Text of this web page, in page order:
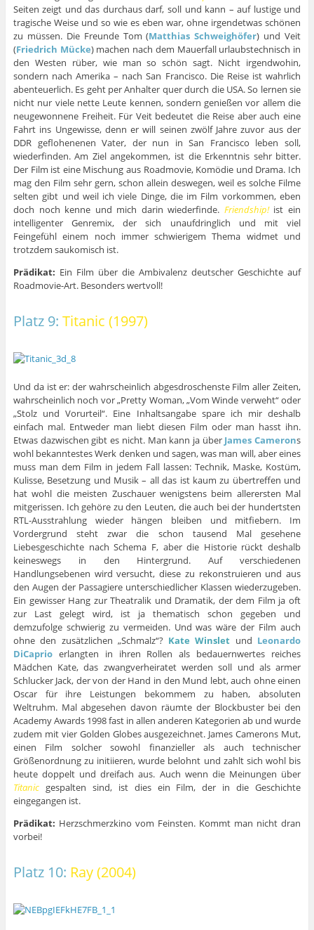
Seiten zeigt und das durchaus darf, soll und kann – auf lustige und
tragische Weise und so wie es eben war, ohne irgendetwas schönen
zu müssen. Die Freunde Tom (Matthias Schweighöfer) und Veit
(Friedrich Mücke) machen nach dem Mauerfall urlaubstechnisch in
den Westen rüber, wie man so schön sagt. Nicht irgendwohin,
sondern nach Amerika – nach San Francisco. Die Reise ist wahrlich
abenteuerlich. Es geht per Anhalter quer durch die USA. So lernen sie
nicht nur viele nette Leute kennen, sondern genießen vor allem die
neugewonnene Freiheit. Für Veit bedeutet die Reise aber auch eine
Fahrt ins Ungewisse, denn er will seinen zwölf Jahre zuvor aus der
DDR geflohenenen Vater, der nun in San Francisco leben soll,
wiederfinden. Am Ziel angekommen, ist die Erkenntnis sehr bitter.
Der Film ist eine Mischung aus Roadmovie, Komödie und Drama. Ich
mag den Film sehr gern, schon allein deswegen, weil es solche Filme
selten gibt und weil ich viele Dinge, die im Film vorkommen, eben
doch noch kenne und mich darin wiederfinde. Friendship!ist ein
intelligenter Genremix, der sich unaufdringlich und mit viel
Feingefühl einem noch immer schwierigem Thema widmet und
trotzdem saukomisch ist.
Prädikat: Ein Film über die Ambivalenz deutscher Geschichte auf
Roadmovie-Art. Besonders wertvoll!
Platz 9: Titanic (1997)
Und da ist er: der wahrscheinlich abgesdroschenste Film aller Zeiten,
wahrscheinlich noch vor „Pretty Woman, „Vom Winde verweht“ oder
„Stolz und Vorurteil“. Eine Inhaltsangabe spare ich mir deshalb
einfach mal. Entweder man liebt diesen Film oder man hasst ihn.
Etwas dazwischen gibt es nicht. Man kann ja über James Camerons
wohl bekanntestes Werk denken und sagen, was man will, aber eines
muss man dem Film in jedem Fall lassen: Technik, Maske, Kostüm,
Kulisse, Besetzung und Musik – all das ist kaum zu übertreffen und
hat wohl die meisten Zuschauer wenigstens beim allerersten Mal
mitgerissen. Ich gehöre zu den Leuten, die auch bei der hundertsten
RTL-Ausstrahlung wieder hängen bleiben und mitfiebern. Im
Vordergrund steht zwar die schon tausend Mal gesehene
Liebesgeschichte nach Schema F, aber die Historie rückt deshalb
keineswegs in den Hintergrund. Auf verschiedenen
Handlungsebenen wird versucht, diese zu rekonstruieren und aus
den Augen der Passagiere unterschiedlicher Klassen wiederzugeben.
Ein gewisser Hang zur Theatralik und Dramatik, der dem Film ja oft
zur Last gelegt wird, ist ja thematisch schon gegeben und
demzufolge schwierig zu vermeiden. Und was wäre der Film auch
ohne den zusätzlichen „Schmalz“?Kate Winslet und Leonardo
DiCaprioerlangten in ihren Rollen als bedauernwertes reiches
Mädchen Kate, das zwangverheiratet werden soll und als armer
Schlucker Jack, der von der Hand in den Mund lebt, auch ohne einen
Oscar für ihre Leistungen bekommem zu haben, absoluten
Weltruhm. Mal abgesehen davon räumte der Blockbuster bei den
Academy Awards 1998 fast in allen anderen Kategorien ab und wurde
zudem mit vier Golden Globes ausgezeichnet. James Camerons Mut,
einen Film solcher sowohl finanzieller als auch technischer
Größenordnung zu initiieren, wurde belohnt und zahlt sich wohl bis
heute doppelt und dreifach aus. Auch wenn die Meinungen über
Titanic gespalten sind, ist dies ein Film, der in die Geschichte
eingegangen ist.
Prädikat: Herzschmerzkino vom Feinsten. Kommt man nicht dran
vorbei!
Platz 10: Ray (2004)